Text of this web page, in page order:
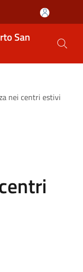
San
nei centri estivi